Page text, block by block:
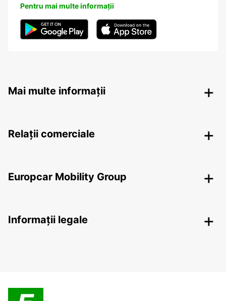
Pentru mai multe informații
Mai multe informații
Relații comerciale
Europcar Mobility Group
Informații legale